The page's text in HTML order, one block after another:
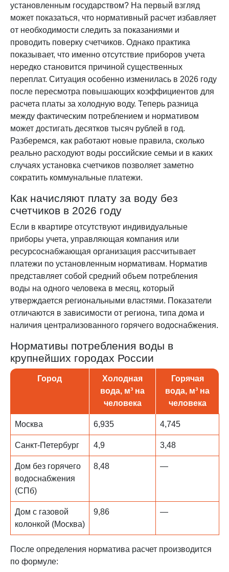
установленным государством? На первый взгляд
может показаться, что нормативный расчет избавляет
от необходимости следить за показаниями и
проводить поверку счетчиков. Однако практика
показывает, что именно отсутствие приборов учета
нередко становится причиной существенных
переплат. Ситуация особенно изменилась в 2026 году
после пересмотра повышающих коэффициентов для
расчета платы за холодную воду. Теперь разница
между фактическим потреблением и нормативом
может достигать десятков тысяч рублей в год.
Разберемся, как работают новые правила, сколько
реально расходуют воды российские семьи и в каких
случаях установка счетчиков позволяет заметно
сократить коммунальные платежи.
Как начисляют плату за воду без
счетчиков в 2026 году
Если в квартире отсутствуют индивидуальные
приборы учета, управляющая компания или
ресурсоснабжающая организация рассчитывает
платежи по установленным нормативам. Норматив
представляет собой средний объем потребления
воды на одного человека в месяц, который
утверждается региональными властями. Показатели
отличаются в зависимости от региона, типа дома и
наличия централизованного горячего водоснабжения.
Нормативы потребления воды в
крупнейших городах России
Город
Холодная
вода, м³ на
человека
Горячая
вода, м³ на
человека
Москва 6,935 4,745
Санкт-Петербург 4,9 3,48
Дом без горячего
водоснабжения
(СПб)
8,48 —
Дом с газовой
колонкой (Москва)
9,86 —
После определения норматива расчет производится
по формуле: